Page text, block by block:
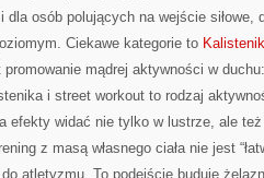
dla osób polujących na wejście siłowe,
Ciekawe kategorie to
mądrej aktywności w
i street workout to rodzaj
efekty widać nie tylko w lustrze, ale
z masą własnego ciała nie jest
do atletyzmu. To podejście buduje